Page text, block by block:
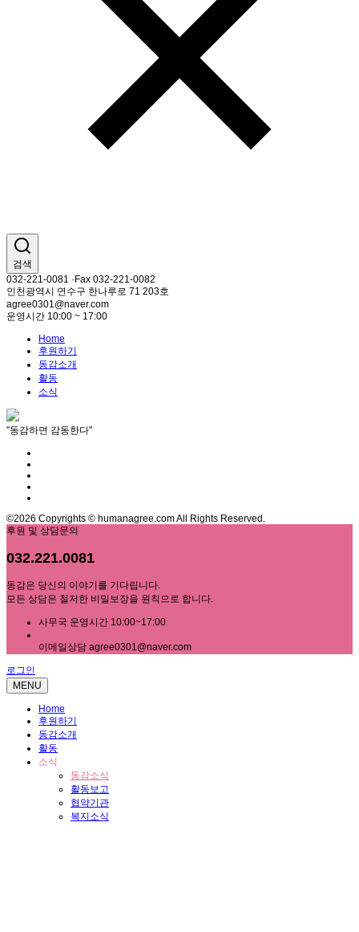
검색
032-221-0081 ·Fax 032-221-0082
인천광역시 연수구 한나루로 71 203호
agree0301@naver.com
운영시간 10:00 ~ 17:00
Home
후원하기
동감소개
활동
소식
"동감하면 감동한다"
©2026 Copyrights © humanagree.com All Rights Reserved.
후원 및 상담문의
032.221.0081
동감은 당신의 이야기를 기다립니다.
모든 상담은 철저한 비밀보장을 원칙으로 합니다.
사무국 운영시간 10:00~17:00
이메일상담 agree0301@naver.com
로그인
MENU
Home
후원하기
동감소개
활동
소식
동감소식
활동보고
협약기관
복지소식